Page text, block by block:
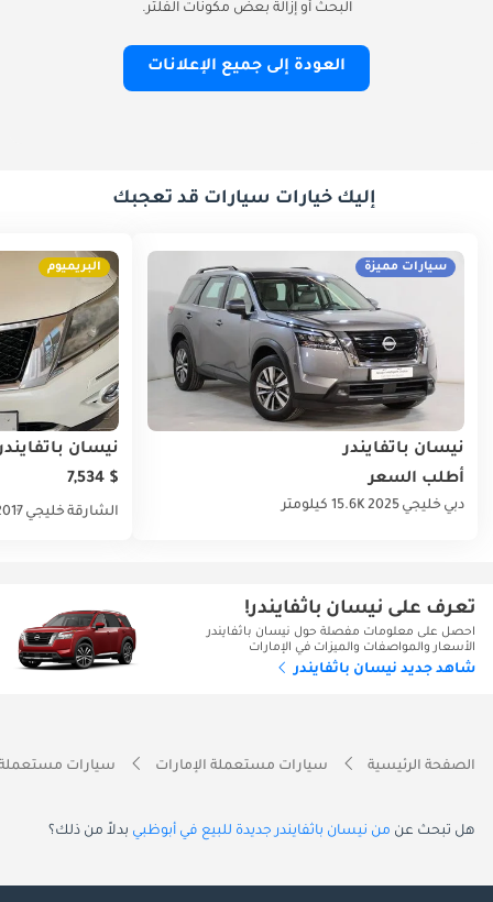
البحث أو إزالة بعض مكونات الفلتر.
العودة إلى جميع الإعلانات
إليك خيارات سيارات قد تعجبك
سيارات مميزة
نيسان باثفايندر
أطلب السعر
دبي خليجي 202515.6K كيلومتر
البريميوم
نيسان
$ 7,534
الشارقة خليجي
تعرف على نيسان باثفايندر!
احصل على معلومات مفصلة حول نيسان باثفايندر
الأسعار والمواصفات والميزات في الإمارات
شاهد جديد نيسان باثفايندر
الصفحة الرئيسية سيارات مستعملة الإمارات سيارات
هل تبحث عن من نيسان باثفايندر جديدة للبيع في أبوظبي بدلاً من ذلك؟